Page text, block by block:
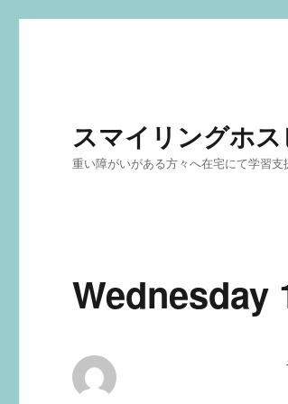
スマイリングホ
重い障がいがある方々へ在宅にて学習支
Wednesday